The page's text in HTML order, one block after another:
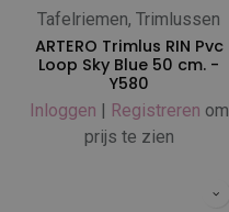
Tafelriemen, Trimlussen
ARTERO Trimlus RIN Pvc
Loop Sky Blue 50 cm. -
Y580
Inloggen | Registreren om
prijs te zien